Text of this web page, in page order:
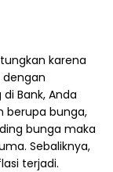
karena
dengan
Bank, Anda
berupa bunga,
bunga maka
Sebaliknya,
terjadi.